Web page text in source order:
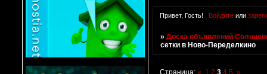
Привет, Гость! Войдитеили
»Доска объявлений
сетки в Ново-Переделкино
Страница:« 1 2 3 4 5 »